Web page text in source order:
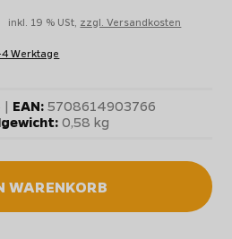
inkl. 19 % USt, zzgl. Versandkosten
Werktage
| EAN: 5708614903766
0,58 kg
WARENKORB